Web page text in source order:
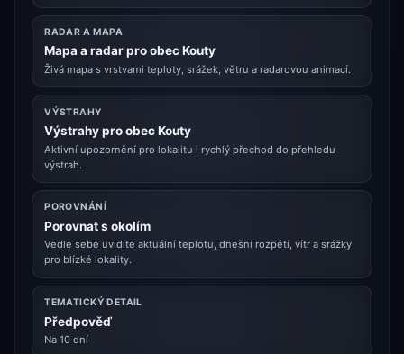
RADAR A MAPA
Mapa a radar pro obec Kouty
Živá mapa s vrstvami teploty, srážek, větru a radarovou animací.
VÝSTRAHY
Výstrahy pro obec Kouty
Aktivní upozornění pro lokalitu i rychlý přechod do přehledu
výstrah.
POROVNÁNÍ
Porovnat s okolím
Vedle sebe uvidíte aktuální teplotu, dnešní rozpětí, vítr a srážky
pro blízké lokality.
TEMATICKÝ DETAIL
Předpověď
Na 10 dní